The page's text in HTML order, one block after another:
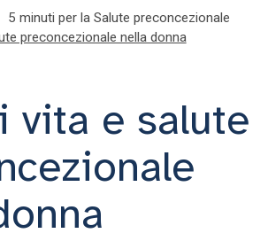
5 minuti per la Salute preconcezionale
preconcezionale nella donna
vita e salute